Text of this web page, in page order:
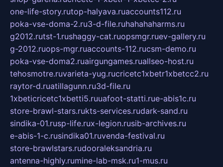
one-life-story.rutop-halyava.ruaccounts112.ru
poka-vse-doma-2.ru3-d-file.ruhahahaharms.ru
g2012.rutst-1.rushaggy-cat.ruopsmgr.ruev-gallery.ru
g-2012.ruops-mgr.ruaccounts-112.rucsm-demo.ru
poka-vse-doma2.ruairgungames.ruallseo-host.ru
tehosmotre.ruvarieta-yug.rucricetc1xbetr1xbetcc2.ru
raytor-d.ruatillagunn.ru3d-file.ru
1xbeticricetc1xbetti5.ruuafoot-statti.rue-abis1c.ru
store-brawl-stars.rukts-services.rudark-sand.ru
sindika-01.rusp-life.rux-legion.rusib-archives.ru
e-abis-1-c.rusindika01.ruvenda-festival.ru
store-brawlstars.rudooraleksandria.ru
antenna-highly.rumine-lab-msk.ru1-mus.ru